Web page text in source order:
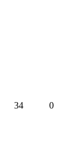
34 0